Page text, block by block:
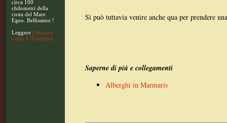
circa 100
chilometri della
costa del Mare
Egeo. Bellissimo !
Leggere : Storia e
visite d 'Afrodisia
Si può tuttavia venire anche qua per prendere
Saperne di più e collegamenti
Alberghi in Marmaris